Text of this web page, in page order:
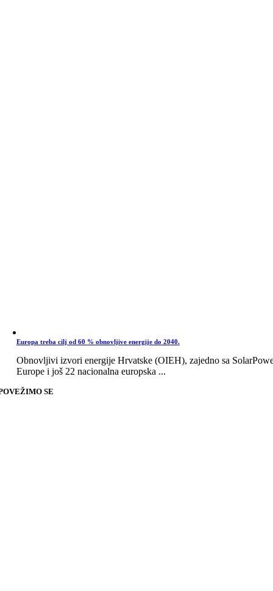
Europa treba cilj od 60 % obnovljive energije do 2040.
Obnovljivi izvori energije Hrvatske (OIEH), zajedno sa
Europe i još 22 nacionalna europska ...
SE